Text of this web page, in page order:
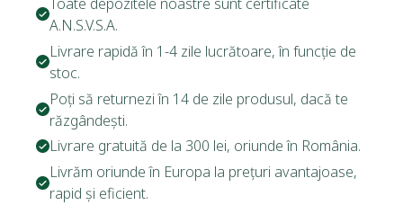
A.N.S.V.S.A.
Livrare rapidă în 1-4 zile lucrătoare, în funcție de
stoc.
Poți să returnezi în 14 de zile produsul, dacă te
răzgândești.
Livrare gratuită de la 300 lei, oriunde în România.
Livrăm oriunde în Europa la prețuri avantajoase,
rapid și eficient.